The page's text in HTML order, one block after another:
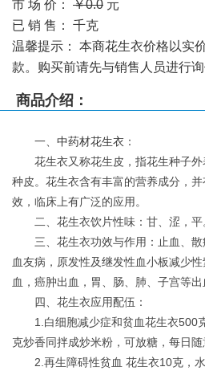
市 场 价： ￥0.0 元
已 销 售： 千克
温馨提示： 本商花生衣价格以实
款。购买前请先与销售人员进行询
商品介绍：
一、 中药材花生衣 ：
花生衣又称花生皮，指花生种子外
种皮。花生衣含有丰富的营养成分，
效，临床上有广泛的应用。
二、花生衣饮片性味：甘、涩，平
三、花生衣功效与作用：止血、散
血友病，原发性及继发性血小板减少
血，癌肿出血，胃、肠、肺、子宫等出
四、花生衣应用配伍：
1.白细胞减少症和贫血花生衣500
克炒香同拌成炒米粉，可放糖，每日随
2.再生障碍性贫血 花生衣10克，水